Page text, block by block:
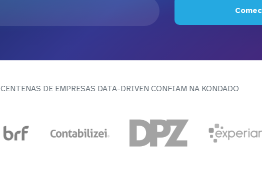
CENTENAS DE EMPRESAS DATA-DRIVEN CONFIAM NA KONDADO